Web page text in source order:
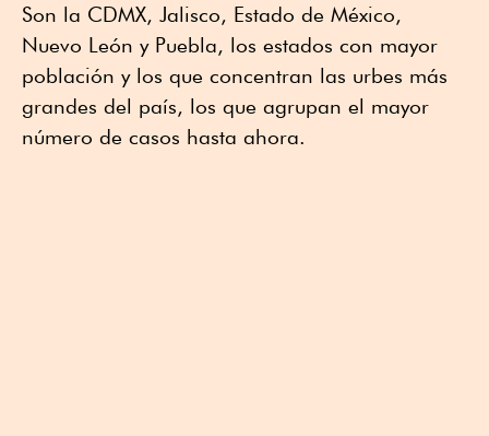
Son la CDMX, Jalisco, Estado de México,
Nuevo León y Puebla, los estados con mayor
población y los que concentran las urbes más
grandes del país, los que agrupan el mayor
número de casos hasta ahora.